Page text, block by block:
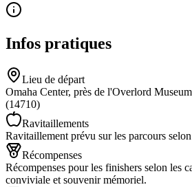
Infos pratiques
Lieu de départ
Omaha Center, près de l'Overlord
(14710)
Ravitaillements
Ravitaillement prévu sur les parcours
Récompenses
Récompenses pour les finishers selon les
conviviale et souvenir mémoriel.